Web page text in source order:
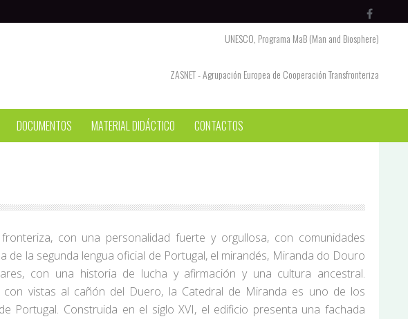
UNESCO, Programa MaB (Man and Biosphere)
ZASNET - Agrupación Europea de Cooperación Transfronteriza
DOCUMENTOS MATERIAL DIDÁCTICO CONTACTOS
con una personalidad fuerte y orgullosa, con comunidades
de la segunda lengua oficial de Portugal, el mirandés, Miranda do Douro
con una historia de lucha y afirmación y una cultura ancestral.
vistas al cañón del Duero, la Catedral de Miranda es uno de los
Portugal. Construida en el siglo XVI, el edificio presenta una fachada